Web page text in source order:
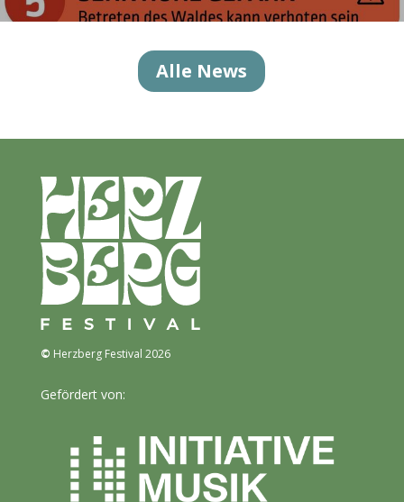
Alle News
© Herzberg Festival 2026
Gefördert von: